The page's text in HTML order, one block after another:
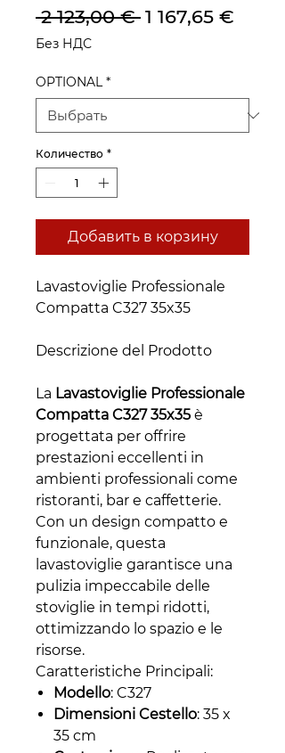
2 123,00 € Обычная
1 167,65 €
Без НДС
OPTIONAL *
Количество *
Добавить в корзину
Lavastoviglie Professionale
Compatta C327 35x35
Descrizione del Prodotto
La Lavastoviglie Professionale
Compatta C327 35x35 è
progettata per offrire
prestazioni eccellenti in
ambienti professionali come
ristoranti, bar e caffetterie.
Con un design compatto e
funzionale, questa
lavastoviglie garantisce una
pulizia impeccabile delle
stoviglie in tempi ridotti,
ottimizzando lo spazio e le
risorse.
Caratteristiche Principali:
Modello: C327
Dimensioni Cestello: 35 x
35 cm